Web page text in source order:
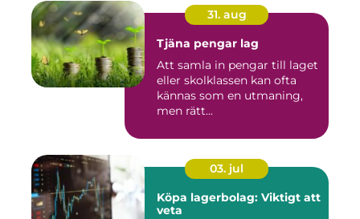
31. aug
Tjäna pengar lag
Att samla in pengar till laget
eller skolklassen kan ofta
kännas som en utmaning,
men rätt...
03. jul
Köpa lagerbolag: Viktigt att
veta